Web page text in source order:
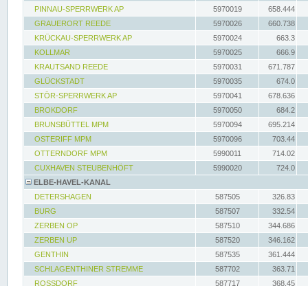
PINNAU-SPERRWERK AP
5970019
658.444
GRAUERORT REEDE
5970026
660.738
KRÜCKAU-SPERRWERK AP
5970024
663.3
KOLLMAR
5970025
666.9
KRAUTSAND REEDE
5970031
671.787
GLÜCKSTADT
5970035
674.0
STÖR-SPERRWERK AP
5970041
678.636
BROKDORF
5970050
684.2
BRUNSBÜTTEL MPM
5970094
695.214
OSTERIFF MPM
5970096
703.44
OTTERNDORF MPM
5990011
714.02
CUXHAVEN STEUBENHÖFT
5990020
724.0
ELBE-HAVEL-KANAL
DETERSHAGEN
587505
326.83
BURG
587507
332.54
ZERBEN OP
587510
344.686
ZERBEN UP
587520
346.162
GENTHIN
587535
361.444
SCHLAGENTHINER STREMME
587702
363.71
ROSSDORF
587717 368.45